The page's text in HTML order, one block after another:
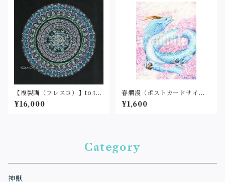
【複製画（フレスコ）】to th
e new world①(25cm角)
¥16,000
春爛漫（ポストカードサイ
ズ・インクジェット印刷・額
付）
¥1,600
Category
神獣